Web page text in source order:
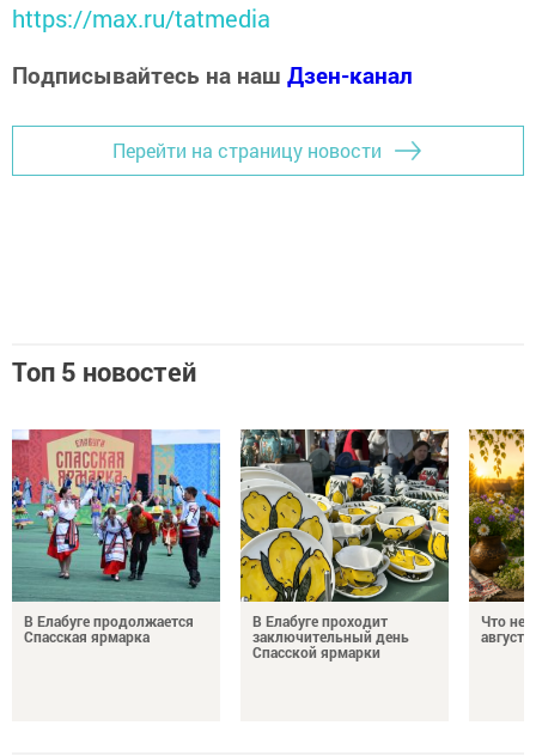
https://max.ru/tatmedia
Подписывайтесь на наш Дзен-канал
Перейти на страницу новости
Топ 5 новостей
В Елабуге продолжается
Спасская ярмарка
В Елабуге проходит
заключительный день
Спасской ярмарки
Что